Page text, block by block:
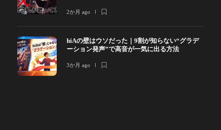
2か月 ago
hiAの壁はウソだった｜9割が知らない“グラデ
ーション発声”で高音が一気に出る方法
3か月 ago